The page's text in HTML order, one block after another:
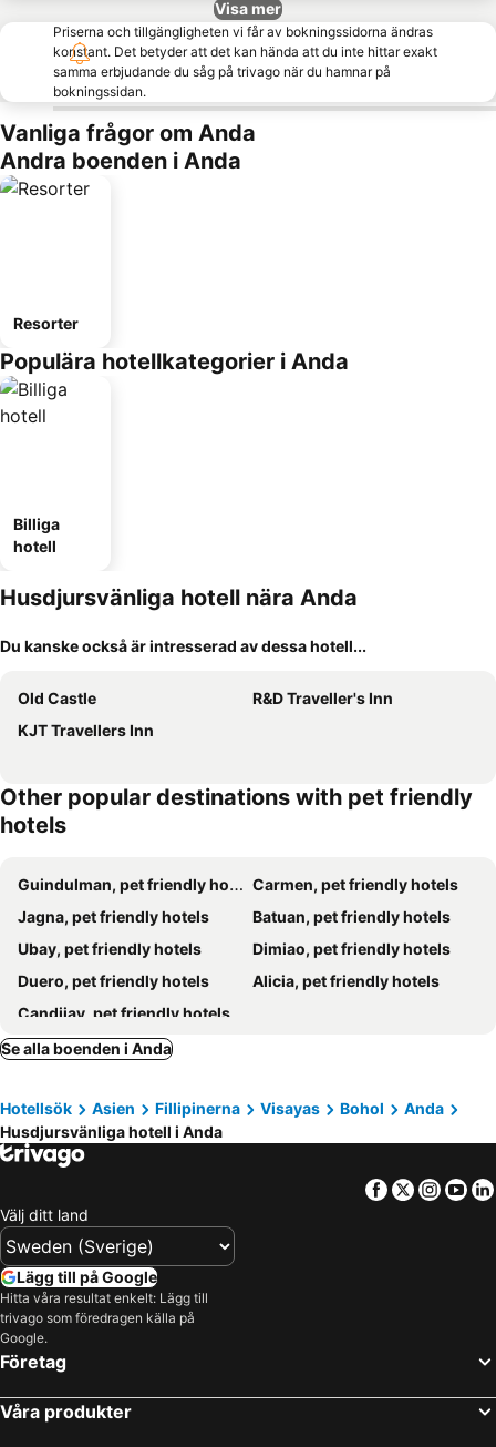
Visa mer
Priserna och tillgängligheten vi får av bokningssidorna ändras
konstant. Det betyder att det kan hända att du inte hittar exakt
samma erbjudande du såg på trivago när du hamnar på
bokningssidan.
Vanliga frågor om Anda
Andra boenden i Anda
Resorter
Populära hotellkategorier i Anda
Billiga
hotell
Husdjursvänliga hotell nära Anda
Du kanske också är intresserad av dessa hotell...
Old Castle
R&D Traveller's Inn
KJT Travellers Inn
Other popular destinations with pet friendly
hotels
Guindulman, pet friendly hotels
Carmen, pet friendly hotels
Jagna, pet friendly hotels
Batuan, pet friendly hotels
Ubay, pet friendly hotels
Dimiao, pet friendly hotels
Duero, pet friendly hotels
Alicia, pet friendly hotels
Candijay, pet friendly hotels
Se alla boenden i Anda
Hotellsök Asien Fillipinerna Visayas Bohol
Anda
Husdjursvänliga hotell i Anda
Facebook
Twitter
Välj ditt land
Lägg till på Google
Hitta våra resultat enkelt: Lägg till
trivago som föredragen källa på
Google.
Företag
Våra produkter